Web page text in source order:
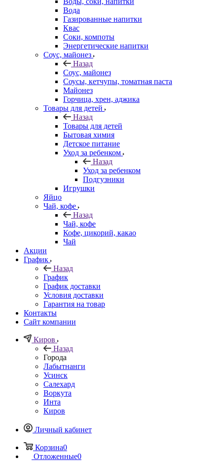
Вода
Газированные напитки
Квас
Соки, компоты
Энергетические напитки
Соус, майонез
Назад
Соус, майонез
Соусы, кетчупы, томатная паста
Майонез
Горчица, хрен, аджика
Товары для детей
Назад
Товары для детей
Бытовая химия
Детское питание
Уход за ребенком
Назад
Уход за ребенком
Подгузники
Игрушки
Яйцо
Чай, кофе
Назад
Чай, кофе
Кофе, цикорий, какао
Чай
Акции
График
Назад
График
График доставки
Условия доставки
Гарантия на товар
Контакты
Сайт компании
Киров
Назад
Города
Лабытнанги
Усинск
Салехард
Воркута
Инта
Киров
Личный кабинет
Корзина0
Отложенные0